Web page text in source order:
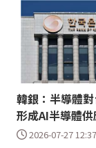
韓銀：半導體
形成AI半導體
2026-07-27 12:37